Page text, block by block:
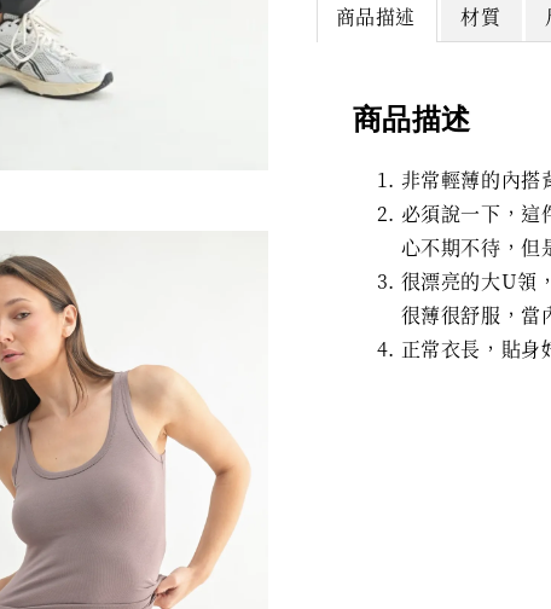
商品描述 材質
商品描述
非常輕薄的內搭
必須說一下，這
心不期不待，但
很漂亮的大U領
很薄很舒服，當
正常衣長，貼身